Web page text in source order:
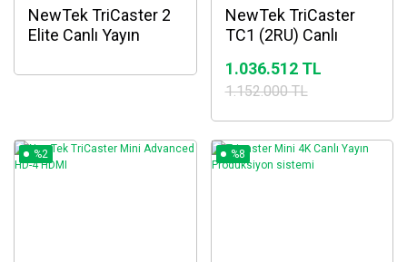
NewTek TriCaster 2
Elite Canlı Yayın
NewTek TriCaster
TC1 (2RU) Canlı
sistemi
1.036.512 TL
1.152.000 TL
%2 %8